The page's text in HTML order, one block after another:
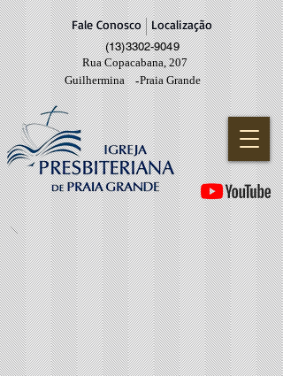
Fale Conosco Localização
(13)3302-9049
Rua Copacabana, 207
Guilhermina
Praia Grande
-